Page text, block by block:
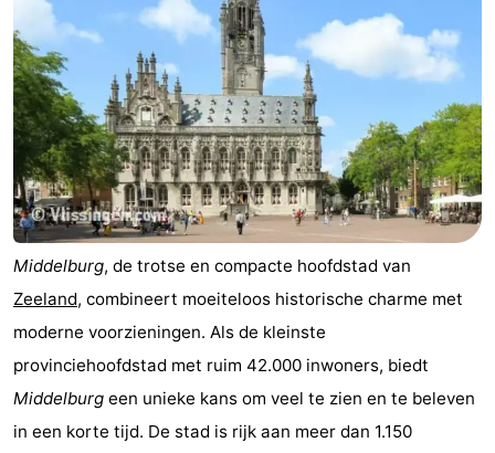
Middelburg, de trotse en compacte hoofdstad van
Zeeland, combineert moeiteloos historische charme met
moderne voorzieningen. Als de kleinste
provinciehoofdstad met ruim 42.000 inwoners, biedt
Middelburg een unieke kans om veel te zien en te beleven
in een korte tijd. De stad is rijk aan meer dan 1.150